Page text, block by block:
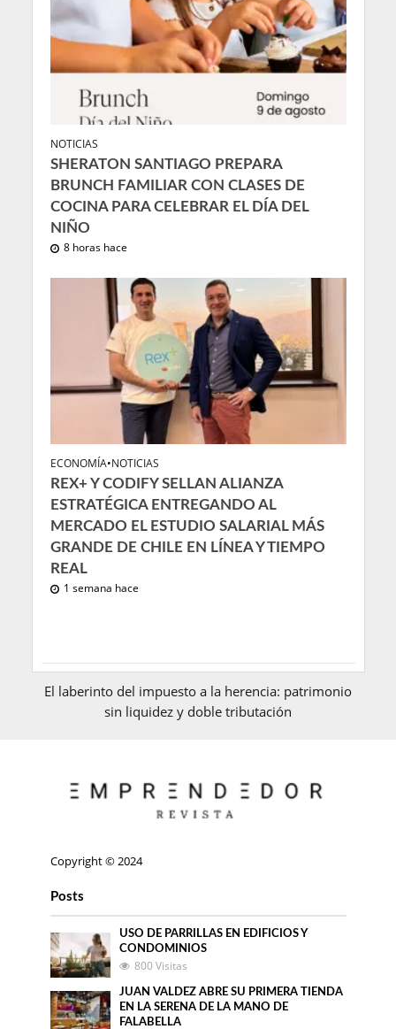
NOTICIAS
SHERATON SANTIAGO PREPARA
BRUNCH FAMILIAR CON CLASES DE
COCINA PARA CELEBRAR EL DÍA DEL
NIÑO
8 horas hace
ECONOMÍA•NOTICIAS
REX+ Y CODIFY SELLAN ALIANZA
ESTRATÉGICA ENTREGANDO AL
MERCADO EL ESTUDIO SALARIAL MÁS
GRANDE DE CHILE EN LÍNEA Y TIEMPO
REAL
1 semana hace
El laberinto del impuesto a la herencia: patrimonio
sin liquidez y doble tributación
Copyright © 2024
Posts
USO DE PARRILLAS EN EDIFICIOS Y
CONDOMINIOS
800 Visitas
JUAN VALDEZ ABRE SU PRIMERA TIENDA
EN LA SERENA DE LA MANO DE
FALABELLA